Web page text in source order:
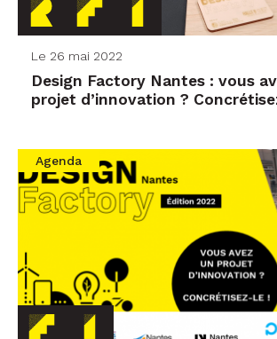
Le 26 mai 2022
Design Factory Nantes : vous
projet d’innovation ?
Agenda